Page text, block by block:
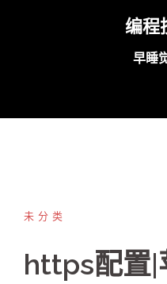
编程
早睡
未分类
https配置|